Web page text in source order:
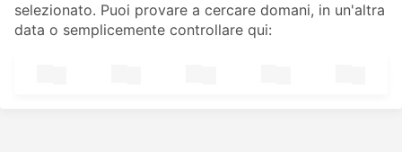
selezionato. Puoi provare a cercare domani, in un'altra
data o semplicemente controllare qui: